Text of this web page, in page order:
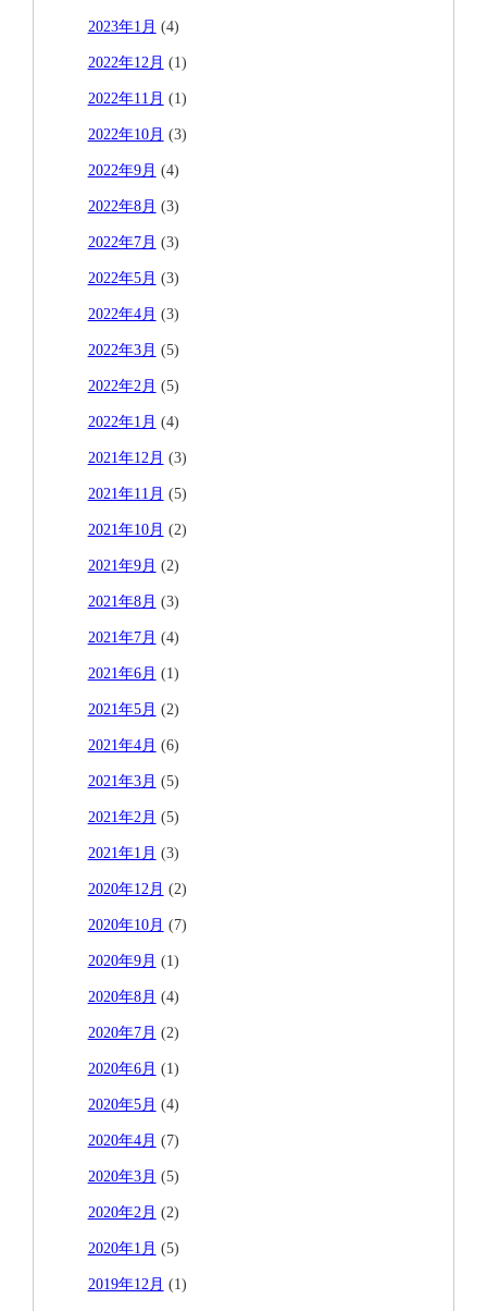
2023年1月 (4)
2022年12月 (1)
2022年11月 (1)
2022年10月 (3)
2022年9月 (4)
2022年8月 (3)
2022年7月 (3)
2022年5月 (3)
2022年4月 (3)
2022年3月 (5)
2022年2月 (5)
2022年1月 (4)
2021年12月 (3)
2021年11月 (5)
2021年10月 (2)
2021年9月 (2)
2021年8月 (3)
2021年7月 (4)
2021年6月 (1)
2021年5月 (2)
2021年4月 (6)
2021年3月 (5)
2021年2月 (5)
2021年1月 (3)
2020年12月 (2)
2020年10月 (7)
2020年9月 (1)
2020年8月 (4)
2020年7月 (2)
2020年6月 (1)
2020年5月 (4)
2020年4月 (7)
2020年3月 (5)
2020年2月 (2)
2020年1月 (5)
2019年12月 (1)